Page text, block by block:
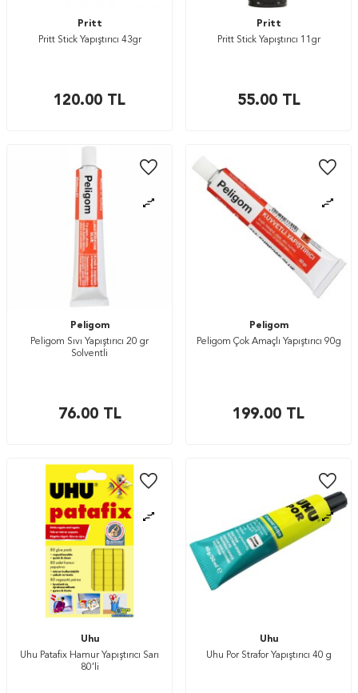
Pritt
Pritt Stick Yapıştırıcı 43gr
120.00 TL
Pritt
Pritt Stick Yapıştırıcı 11gr
55.00TL
Peligom
Peligom Sıvı Yapıştırıcı 20 gr
Solventli
76.00TL
Peligom
Peligom Çok Amaçlı Yapıştırıcı 90g
199.00 TL
Uhu
Uhu Patafix Hamur Yapıştırıcı Sarı
80’li
Uhu
Uhu Por Strafor Yapıştırıcı 40 g